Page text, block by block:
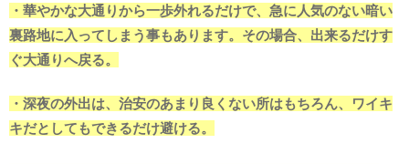
・華やかな大通りから一歩外れるだけで、急に人気のない暗い
裏路地に入ってしまう事もあります。その場合、出来るだけす
ぐ大通りへ戻る。
・深夜の外出は、治安のあまり良くない所はもちろん、ワイキ
キだとしてもできるだけ避ける。